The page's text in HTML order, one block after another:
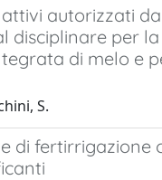
autorizzati
disciplinare per la
di melo e
S.
di fertirrigazione